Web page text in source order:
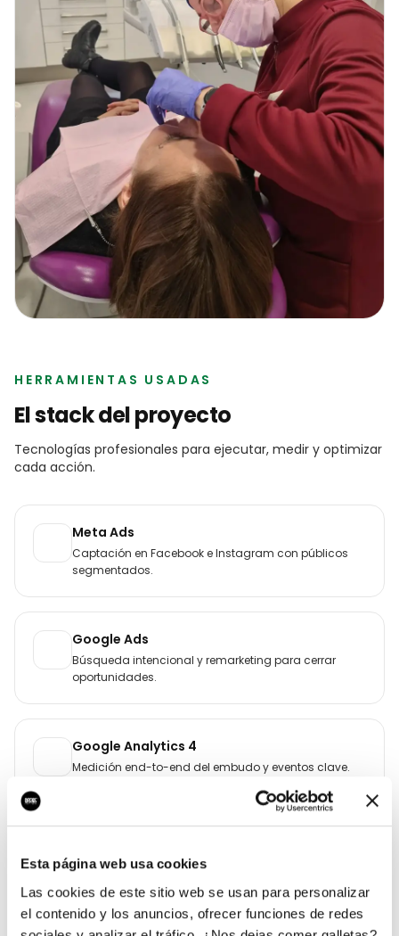
Esta página web usa cookies
Las cookies de este sitio web se usan para personalizar
el contenido y los anuncios, ofrecer funciones de redes
HERRAMIENTAS USADAS
El stack del proyecto
Tecnologías profesionales para ejecutar, medir y optimizar
cada acción.
Meta Ads
Captación en Facebook e Instagram con públicos
segmentados.
Google Ads
Búsqueda intencional y remarketing para cerrar
oportunidades.
Google Analytics 4
Medición end-to-end del embudo y eventos clave.
Sitio escalable con SEO técnico y rendimiento
optimizado.